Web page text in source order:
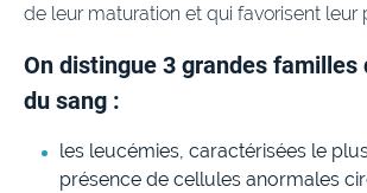
de leur maturation et qui favorisent leur
On distingue 3 grandes familles
du sang :
les leucémies, caractérisées le
présence de cellules anormales